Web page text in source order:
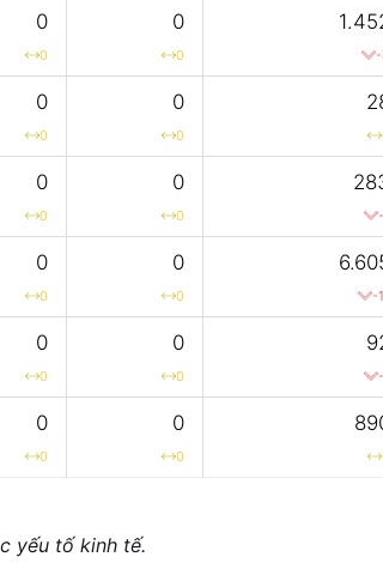
0
0
0
0
0
0
0
0
0
0
0
0
0
0
0
0 -
0
0
0
0
0
0
0
0
yếu tố kinh tế.